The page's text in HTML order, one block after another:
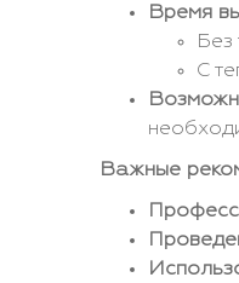
Время
Без
С
Важные